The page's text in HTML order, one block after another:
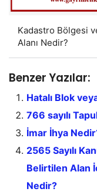
Kadastro Bölgesi
Alanı Nedir?
Benzer Yazılar:
Hatalı Blok
766 sayılı
İmar İhya
2565 Sayılı
Belirtilen Alan
Nedir?